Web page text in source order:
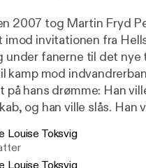
2007 tog Martin Fryd
imod invitationen fra
under fanerne til det
kamp mod
på hans drømme: Han
og han ville slås. Han
af hash. I mere end to
af vold og straf, mellem
Toksvig - Author
Louise Toksvig
Louise Toksvig